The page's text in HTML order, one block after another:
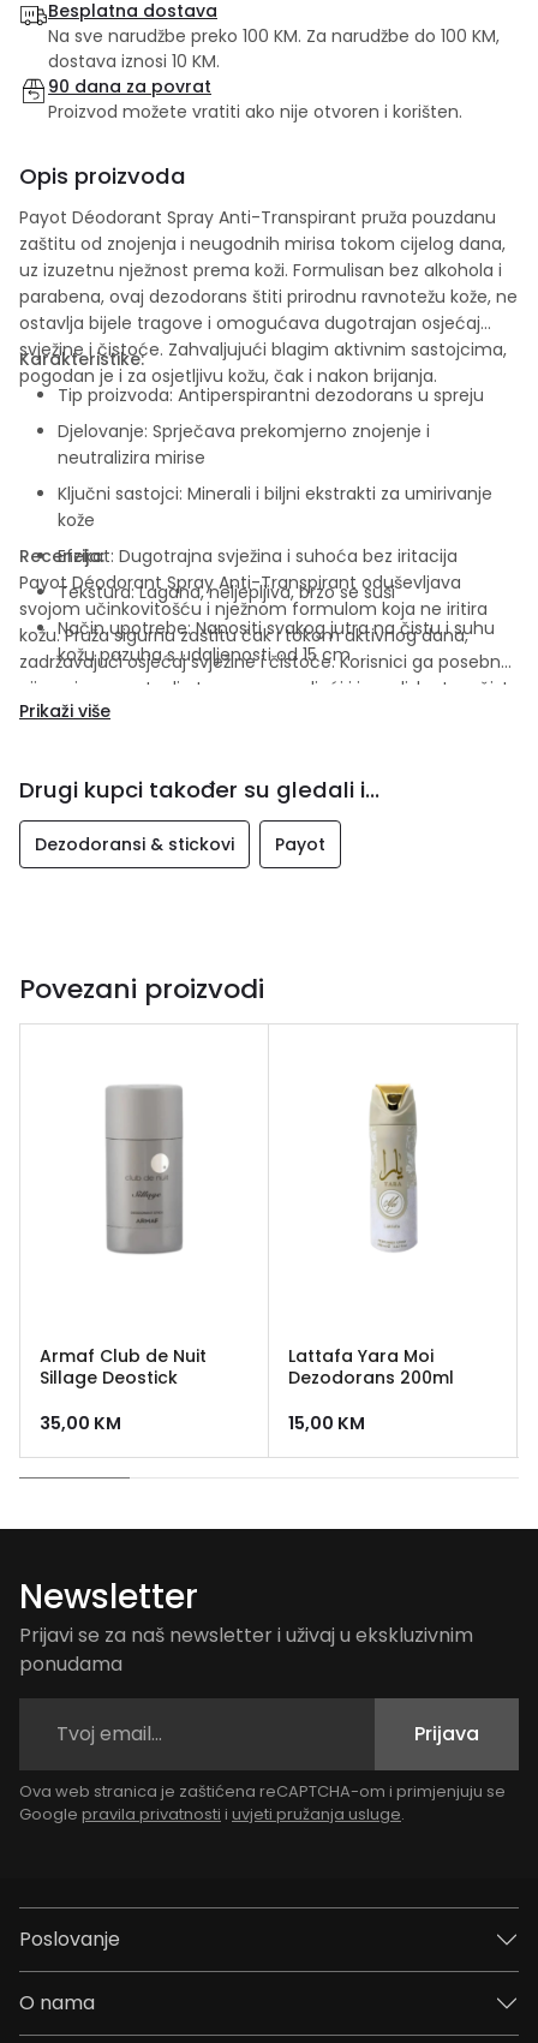
Besplatna dostava
Na sve narudžbe preko 100 KM. Za narudžbe do 100 KM,
dostava iznosi 10 KM.
90 dana za povrat
Proizvod možete vratiti ako nije otvoren i korišten.
Opis proizvoda
Payot Déodorant Spray Anti-Transpirant pruža pouzdanu
zaštitu od znojenja i neugodnih mirisa tokom cijelog dana,
uz izuzetnu nježnost prema koži. Formulisan bez alkohola i
parabena, ovaj dezodorans štiti prirodnu ravnotežu kože, ne
ostavlja bijele tragove i omogućava dugotrajan osjećaj
svježine i čistoće. Zahvaljujući blagim aktivnim sastojcima,
pogodan je i za osjetljivu kožu, čak i nakon brijanja.
Karakteristike:
Tip proizvoda: Antiperspirantni dezodorans u spreju
Djelovanje: Sprječava prekomjerno znojenje i
neutralizira mirise
Ključni sastojci: Minerali i biljni ekstrakti za umirivanje
kože
Efekat: Dugotrajna svježina i suhoća bez iritacija
Tekstura: Lagana, neljepljiva, brzo se suši
Način upotrebe: Nanositi svakog jutra na čistu i suhu
kožu pazuha s udaljenosti od 15 cm
Recenzija:
Payot Déodorant Spray Anti-Transpirant oduševljava
svojom učinkovitošću i nježnom formulom koja ne iritira
kožu. Pruža sigurnu zaštitu čak i tokom aktivnog dana,
zadržavajući osjećaj svježine i čistoće. Korisnici ga posebno
cijene jer ne ostavlja tragove na odjeći i ima diskretan, čist
miris koji traje cijeli dan — savršen izbor za svakodnevnu
Prikaži više
Drugi kupci također su gledali i...
Dezodoransi & stickovi Payot
Povezani proizvodi
Armaf Club de Nuit
Sillage Deostick
35,00 KM
Lattafa Yara Moi
Dezodorans 200ml
15,00 KM
Newsletter
Prijavi se za naš newsletter i uživaj u ekskluzivnim
ponudama
Prijava
Ova web stranica je zaštićena reCAPTCHA-om i primjenjuju se
Google pravila privatnosti i uvjeti pružanja usluge.
Poslovanje
O nama